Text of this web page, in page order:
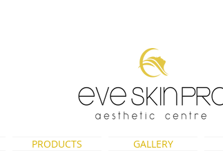
PRODUCTS GALLERY